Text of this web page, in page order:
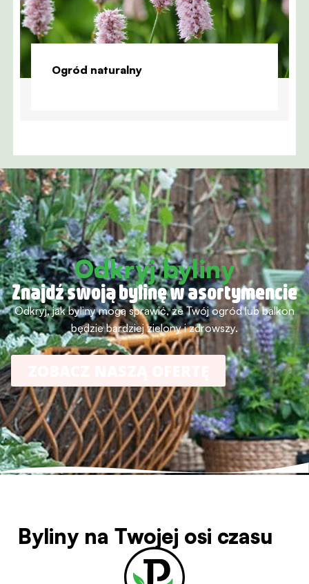
Ogród naturalny
Odkryj byliny
Znajdź swoją bylinę w asortymencie
Odkryj, jak byliny mogą sprawić, że Twój ogród lub balkon
będzie bardziej zielony i zdrowszy.
Byliny na Twojej osi czasu